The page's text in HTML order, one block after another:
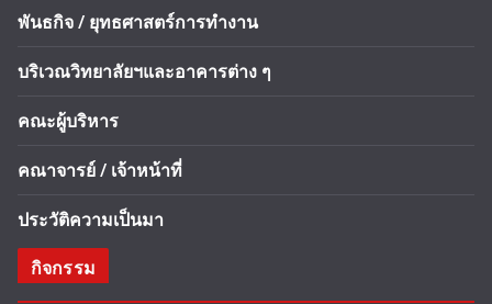
พันธกิจ / ยุทธศาสตร์การทำงาน
บริเวณวิทยาลัยฯและอาคารต่าง ๆ
คณะผู้บริหาร
คณาจารย์ / เจ้าหน้าที่
ประวัติความเป็นมา
กิจกรรม